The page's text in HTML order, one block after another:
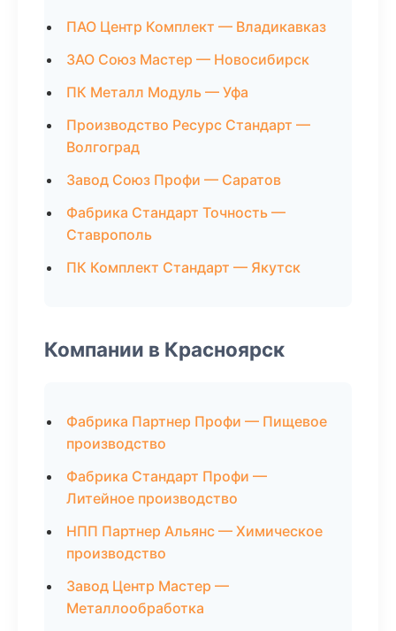
ПАО Центр Комплект — Владикавказ
ЗАО Союз Мастер — Новосибирск
ПК Металл Модуль — Уфа
Производство Ресурс Стандарт —
Волгоград
Завод Союз Профи — Саратов
Фабрика Стандарт Точность —
Ставрополь
ПК Комплект Стандарт — Якутск
Компании в Красноярск
Фабрика Партнер Профи — Пищевое
производство
Фабрика Стандарт Профи —
Литейное производство
НПП Партнер Альянс — Химическое
производство
Завод Центр Мастер —
Металлообработка